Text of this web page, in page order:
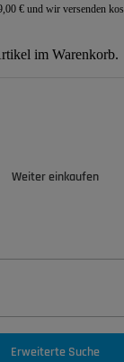
€ und wir versenden
im Warenkorb.
Weiter einkaufen
Erweiterte Suche